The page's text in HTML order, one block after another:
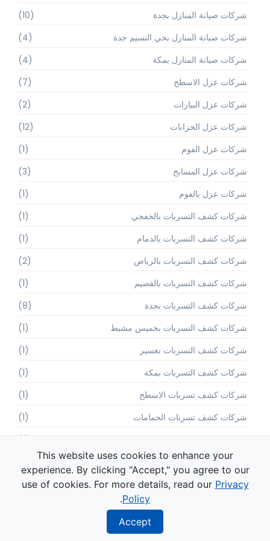
شركات صيانة المنازل بجدة
(10)
شركات صيانة المنازل بحي النسيم جدة
(4)
شركات صيانة المنازل بمكة
(4)
شركات عزل الاسطح
(7)
شركات عزل البيارات
(2)
شركات عزل الخزانات
(12)
شركات عزل الفوم
(1)
شركات عزل المسابح
(3)
شركات عزل بالفوم
(1)
شركات كشف التسربات بالخفجي
(1)
شركات كشف التسربات بالدمام
(1)
شركات كشف التسربات بالرياض
(2)
شركات كشف التسربات بالقصيم
(1)
شركات كشف التسربات بجدة
(8)
شركات كشف التسربات بخميس مشيط
(1)
شركات كشف التسربات بعسير
(1)
شركات كشف التسربات بمكة
(1)
شركات كشف تسربات الاسطح
(1)
شركات كشف تسربات الحمامات
(1)
شركات كشف تسربات المسابح
شركات كشف تسربات المياه
(13)
شركات مكافحة البراغيث
شركات مكافحة الحشرات
This website uses cookies to enhance your
experience. By clicking "Accept," you agree to our
use of cookies. For more details, read our Privacy
Policy
.
Accept